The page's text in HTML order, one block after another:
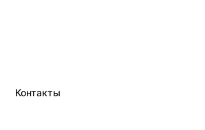
Контакты